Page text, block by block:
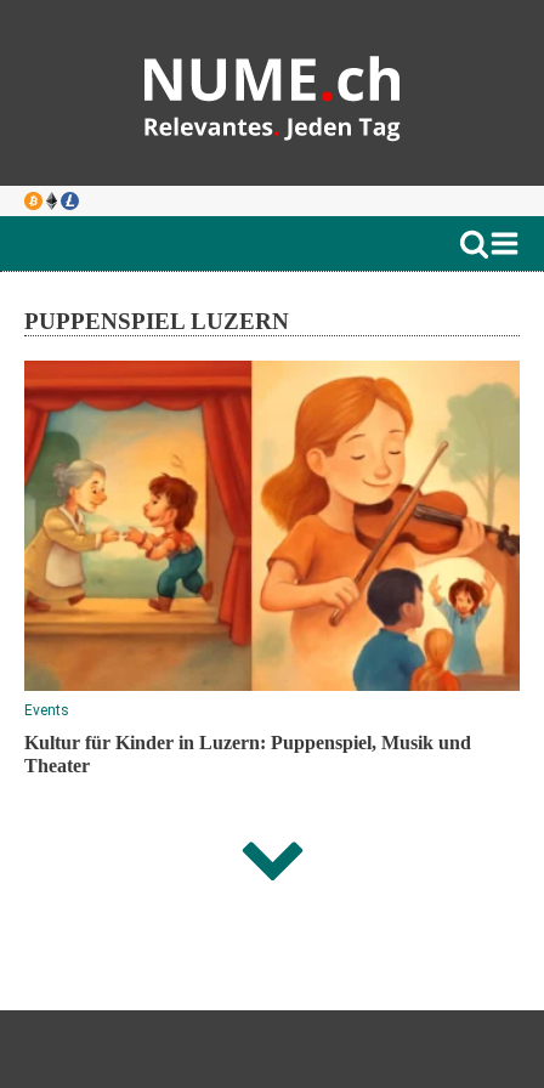
PUPPENSPIEL LUZERN
Events
Kultur für Kinder in Luzern: Puppenspiel, Musik und
Theater